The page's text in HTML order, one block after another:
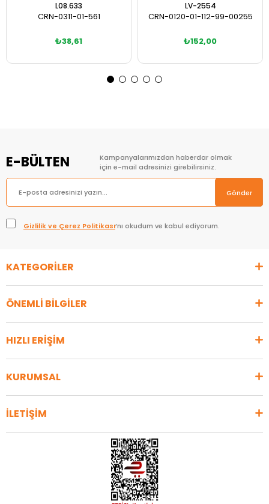
L08.633
CRN-0311-01-561
₺38,61
LV-2554
CRN-0120-01-112-99-00255
₺152,00
E-BÜLTEN
Kampanyalarımızdan haberdar olmak
için e-mail adresinizi girebilirsiniz.
Gönder
Gizlilik ve Çerez Politikası’nı okudum ve kabul ediyorum.
KATEGORİLER
ÖNEMLİ BİLGİLER
HIZLI ERİŞİM
KURUMSAL
İLETİŞİM